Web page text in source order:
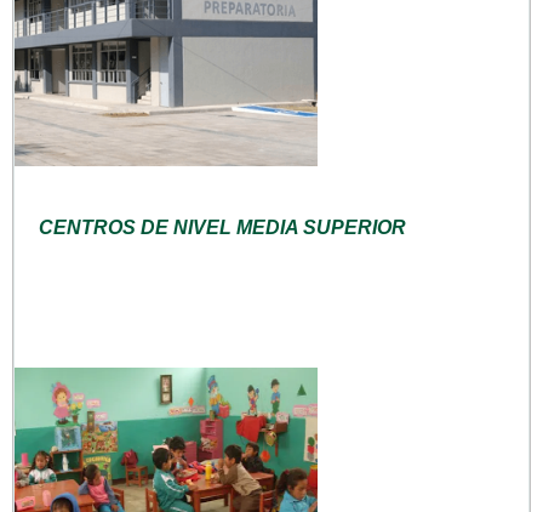
CENTROS DE NIVEL MEDIA SUPERIOR